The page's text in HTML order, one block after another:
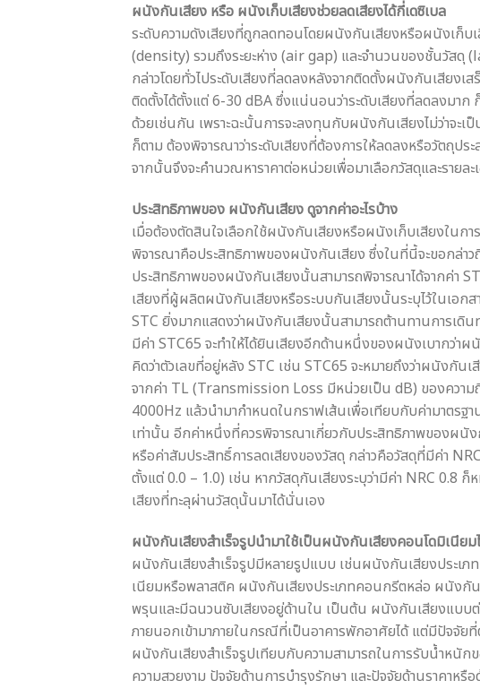
ผนังกันเสียง หรือ ผนังเก็บเสียงช่วยลดเสียงได้กี่เดซิเบล
ระดับความดังเสียงที่ถูกลดทอนโดยผนังกันเสียงหรือผนังเก็
(density) รวมถึงระยะห่าง (air gap) และจำนวนของชั้นวัส
กล่าวโดยทั่วไประดับเสียงที่ลดลงหลังจากติดตั้งผนังกันเสียงเ
ติดตั้งได้ตั้งแต่ 6-30 dBA ซึ่งแน่นอนว่าระดับเสียงที่ลดลงมา
ด้วยเช่นกัน เพราะฉะนั้นการจะลงทุนกับผนังกันเสียงไม่ว่าจะ
ก็ตาม ต้องพิจารณาว่าระดับเสียงที่ต้องการให้ลดลงหรือวัตถุป
จากนั้นจึงจะคำนวณหาราคาต่อหน่วยเพื่อมาเลือกวัสดุและราย
ประสิทธิภาพของ ผนังกันเสียง ดูจากค่าอะไรบ้าง
เมื่อต้องตัดสินใจเลือกใช้ผนังกันเสียงหรือผนังเก็บเสียงในก
พิจารณาคือประสิทธิภาพของผนังกันเสียง ซึ่งในที่นี้จะขอกล่า
ประสิทธิภาพของผนังกันเสียงนั้นสามารถพิจารณาได้จากค่า
เสียงที่ผู้ผลิตผนังกันเสียงหรือระบบกันเสียงนั้นระบุไว้ในเอ
STC ยิ่งมากแสดงว่าผนังกันเสียงนั้นสามารถต้านทานการเดิ
มีค่า STC65 จะทำให้ได้ยินเสียงอีกด้านหนึ่งของผนังเบากว่า
คิดว่าตัวเลขที่อยู่หลัง STC เช่น STC65 จะหมายถึงว่าผนังกัน
จากค่า TL (Transmission Loss มีหน่วยเป็น dB) ของควา
4000Hz แล้วนำมากำหนดในกราฟเส้นเพื่อเทียบกับค่ามาตรฐ
เท่านั้น อีกค่าหนึ่งที่ควรพิจารณาเกี่ยวกับประสิทธิภาพของผ
หรือค่าสัมประสิทธิ์การลดเสียงของวัสดุ กล่าวคือวัสดุที่มีค่า
ตั้งแต่ 0.0 – 1.0) เช่น หากวัสดุกันเสียงระบุว่ามีค่า NRC 0.8
เสียงที่ทะลุผ่านวัสดุนั้นมาได้นั่นเอง
ผนังกันเสียงสำเร็จรูปนำมาใช้เป็นผนังกันเสียงคอนโดมิเนียม
ผนังกันเสียงสำเร็จรูปมีหลายรูปแบบ เช่นผนังกันเสียงประ
เนียมหรือพลาสติค ผนังกันเสียงประเภทคอนกรีตหล่อ ผนังกัน
พรุนและมีฉนวนซับเสียงอยู่ด้านใน เป็นต้น ผนังกันเสียงแบบ
ภายนอกเข้ามาภายในกรณีที่เป็นอาคารพักอาศัยได้ แต่มีปัจจั
ผนังกันเสียงสำเร็จรูปเทียบกับความสามารถในการรับน้ำหนั
ความสวยงาม ปัจจัยด้านการบำรุงรักษา และปัจจัยด้านราคาห